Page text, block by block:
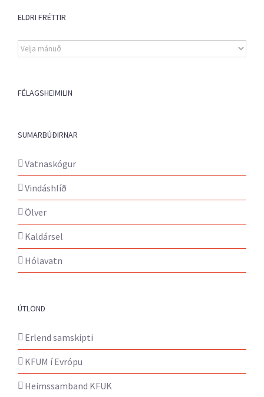
ELDRI FRÉTTIR
Eldri
fréttir
FÉLAGSHEIMILIN
SUMARBÚÐIRNAR
Vatnaskógur
Vindáshlíð
Ölver
Kaldársel
Hólavatn
ÚTLÖND
Erlend samskipti
KFUM í Evrópu
Heimssamband KFUK